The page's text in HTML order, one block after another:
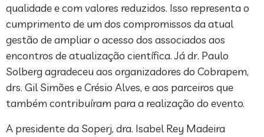
qualidade e com valores reduzidos. Isso representa o
cumprimento de um dos compromissos da atual
gestão de ampliar o acesso dos associados aos
encontros de atualização científica. Já dr. Paulo
Solberg agradeceu aos organizadores do Cobrapem,
drs. Gil Simões e Crésio Alves, e aos parceiros que
também contribuíram para a realização do evento.
A presidente da Soperj, dra. Isabel Rey Madeira